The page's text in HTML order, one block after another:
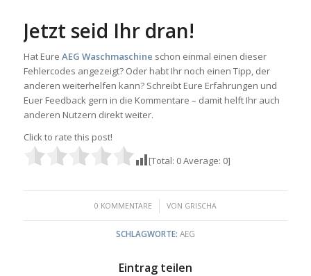
Jetzt seid Ihr dran!
Hat Eure AEG Waschmaschine schon einmal einen dieser
Fehlercodes angezeigt? Oder habt Ihr noch einen Tipp, der
anderen weiterhelfen kann? Schreibt Eure Erfahrungen und
Euer Feedback gern in die Kommentare – damit helft Ihr auch
anderen Nutzern direkt weiter.
Click to rate this post!
[Total: 0Average: 0]
0 KOMMENTARE
/ VON GRISCHA
SCHLAGWORTE: AEG
Eintrag teilen